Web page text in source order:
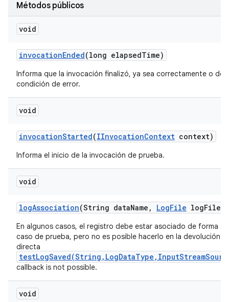
Métodos públicos
void
invocationEnded(long elapsedTime)
Informa que la invocación finalizó, ya sea correctamente o
condición de error.
void
invocationStarted(IInvocationContext context)
Informa el inicio de la invocación de prueba.
void
logAssociation(String dataName , LogFile logFile)
En algunos casos, el registro debe estar asociado de forma
caso de prueba, pero no es posible hacerlo en la devolución
directa
callback is not possible.
void